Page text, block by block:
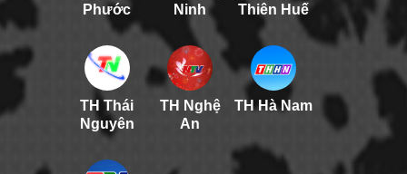
Phước
Ninh
Thiên Huế
TH Thái
Nguyên
TH Nghệ
An
TH Hà Nam